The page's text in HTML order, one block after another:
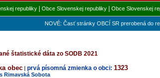
republiky| Obce Slovenskej republiky| Obce Slovenskej
NOVÉ: Časť stránky OBCÍ SR prerobená do
štatistické dáta zo SODB 2021
obec | prvá písomná zmienka o obci: 1323
Rimavská Sobota